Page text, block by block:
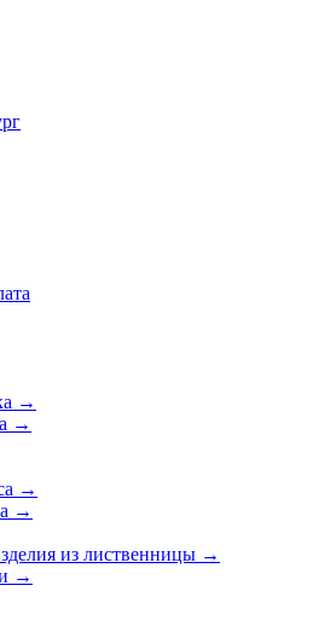
→
→
→
→
из лиственницы →
→